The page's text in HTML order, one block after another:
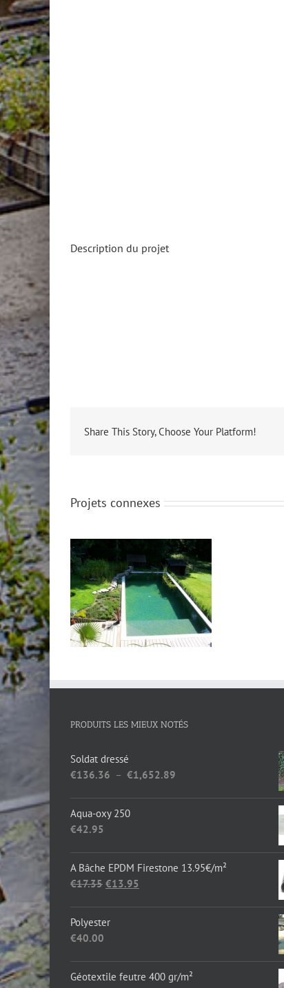
Description du projet
Share This Story, Choose Your Platform!
Projets connexes
PRODUITS LES MIEUX NOTÉS
Soldat dressé
€136.36 – €1,652.89
€1,652.89
Aqua-oxy 250
€42.95
A Bâche EPDM Firestone 13.95€/m²
€17.35 Le
était :
€13.95
Polyester
€40.00
Géotextile feutre 400 gr/m²